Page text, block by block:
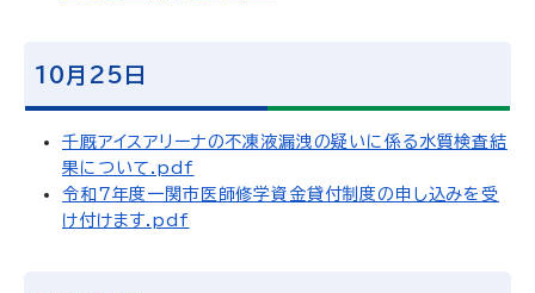
10月25日
千厩アイスアリーナの不凍液漏洩の疑いに係る水質検査結
果について.pdf
令和7年度一関市医師修学資金貸付制度の申し込みを受
け付けます.pdf